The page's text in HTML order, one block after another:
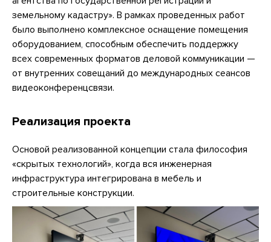
земельному кадастру». В рамках проведенных работ
было выполнено комплексное оснащение помещения
оборудованием, способным обеспечить поддержку
всех современных форматов деловой коммуникации —
от внутренних совещаний до международных сеансов
видеоконференцсвязи.
Реализация проекта
Основой реализованной концепции стала философия
«скрытых технологий», когда вся инженерная
инфраструктура интегрирована в мебель и
строительные конструкции.